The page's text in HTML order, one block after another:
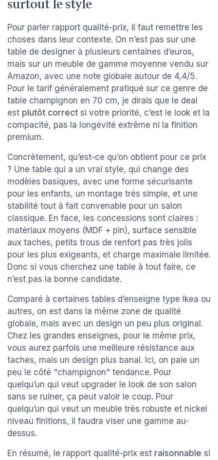
surtout le style
Pour parler rapport qualité-prix, il faut remettre les
choses dans leur contexte. On n’est pas sur une
table de designer à plusieurs centaines d’euros,
mais sur un meuble de gamme moyenne vendu sur
Amazon, avec une note globale autour de 4,4/5.
Pour le tarif généralement pratiqué sur ce genre de
table champignon en 70 cm, je dirais que le deal
est plutôt correct si votre priorité, c’est le look et la
compacité, pas la longévité extrême ni la finition
premium.
Concrètement, qu’est-ce qu’on obtient pour ce prix
? Une table qui a un vrai style, qui change des
modèles basiques, avec une forme sécurisante
pour les enfants, un montage très simple, et une
stabilité tout à fait convenable pour un salon
classique. En face, les concessions sont claires :
matériaux moyens (MDF + pin), surface sensible
aux taches, petits trous de renfort pas très jolis
pour les plus exigeants, et charge maximale limitée.
Donc si vous cherchez une table à tout faire, ce
n’est pas la bonne candidate.
Comparé à certaines tables d’enseigne type Ikea ou
autres, on est dans la même zone de qualité
globale, mais avec un design un peu plus original.
Chez les grandes enseignes, pour le même prix,
vous aurez parfois une meilleure résistance aux
taches, mais un design plus banal. Ici, on paie un
peu le côté "champignon" tendance. Pour
quelqu’un qui veut upgrader le look de son salon
sans se ruiner, ça peut valoir le coup. Pour
quelqu’un qui veut un meuble très robuste et nickel
niveau finitions, il faudra viser une gamme au-
dessus.
En résumé, le rapport qualité-prix est raisonnable si